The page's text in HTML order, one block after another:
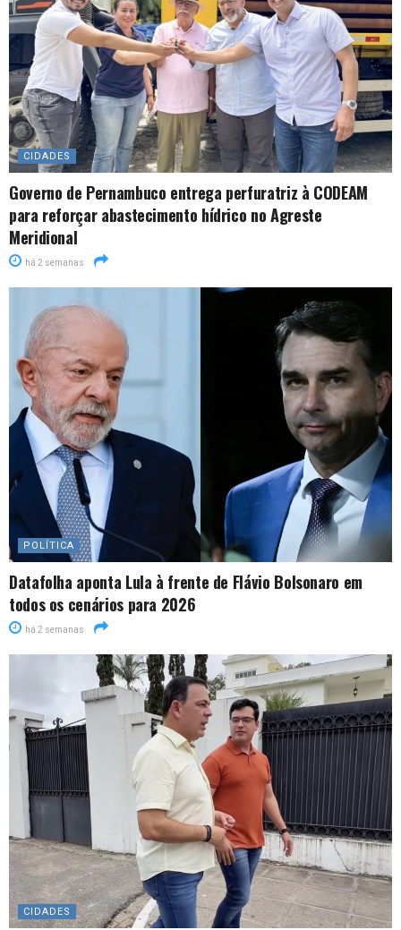
CIDADES
Governo de Pernambuco entrega perfuratriz à CODEAM
para reforçar abastecimento hídrico no Agreste
Meridional
há 2 semanas
POLÍTICA
Datafolha aponta Lula à frente de Flávio Bolsonaro em
todos os cenários para 2026
há 2 semanas
CIDADES